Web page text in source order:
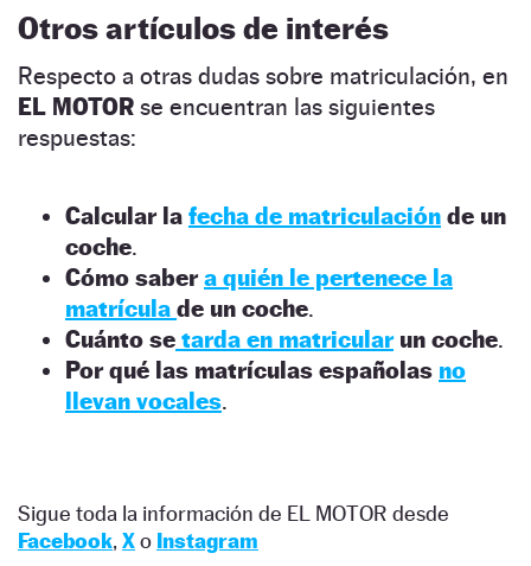
Otros artículos de interés
Respecto a otras dudas sobre matriculación, en
EL MOTOR se encuentran las siguientes
respuestas:
Calcular la fecha de matriculación de un
coche.
Cómo sabera quién le pertenece la
matrícula de un coche.
Cuánto se tarda en matricularun coche.
Por qué las matrículas españolas no
llevan vocales.
Sigue toda la información de EL MOTOR desde
Facebook, Xo Instagram